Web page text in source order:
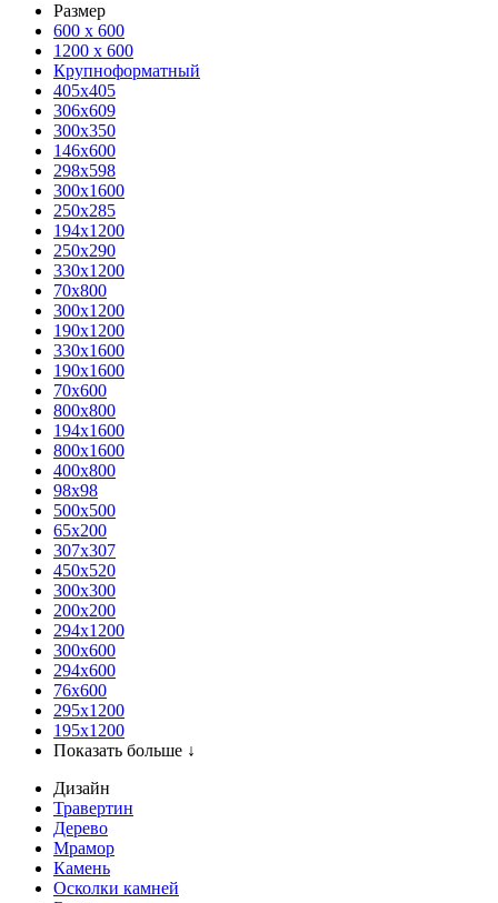
Размер
600 х 600
1200 х 600
Крупноформатный
405x405
306x609
300x350
146x600
298x598
300x1600
250x285
194x1200
250x290
330x1200
70x800
300x1200
190x1200
330x1600
190x1600
70x600
800x800
194x1600
800x1600
400х800
98x98
500x500
65x200
307x307
450x520
300x300
200x200
294x1200
300x600
294x600
76х600
295х1200
195х1200
Показать больше ↓
Дизайн
Травертин
Дерево
Мрамор
Камень
Осколки камней